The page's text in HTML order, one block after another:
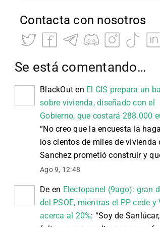
Contacta con nosotros
Se está comentando…
BlackOut en El CIS prepara un
sobre vivienda, diseñado con el
Gobierno, que costará 288.000
“No creo que la encuesta la
los cientos de miles de vivienda
Sanchez prometió construir y
Ago 9, 12:48
De en Electopanel (9ago): gran
del PSOE, mientras el PP cede y
acerca al 20%: “Soy de